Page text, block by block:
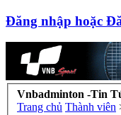
Đăng nhập hoặc
Vnbadminton -Tin
Trang chủ Thành viên